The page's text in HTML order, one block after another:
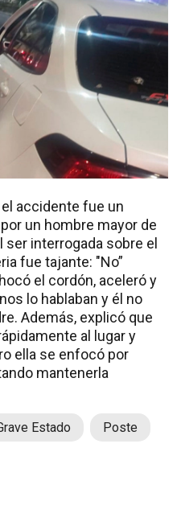
accidente fue un
un hombre mayor de
ser interrogada sobre el
fue tajante: "No”
el cordón, aceleró y
lo hablaban y él no
Además, explicó que
al lugar y
ella se enfocó por
mantenerla
Estado Poste